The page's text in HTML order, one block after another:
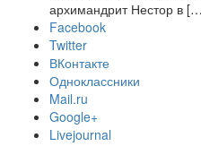
архимандрит Нестор в
Facebook
Twitter
ВКонтакте
Одноклассники
Mail.ru
Google+
Livejournal